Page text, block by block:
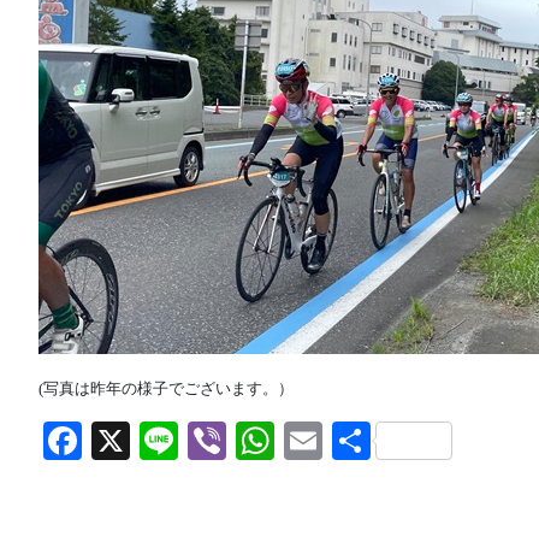
(写真は昨年の様子でございます。）
Facebook
X LineViberWhatsApp
Email
共